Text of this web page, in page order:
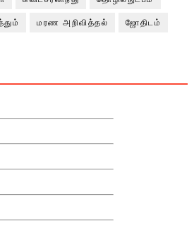
மரண அறிவித்தல் ஜோதிடம்